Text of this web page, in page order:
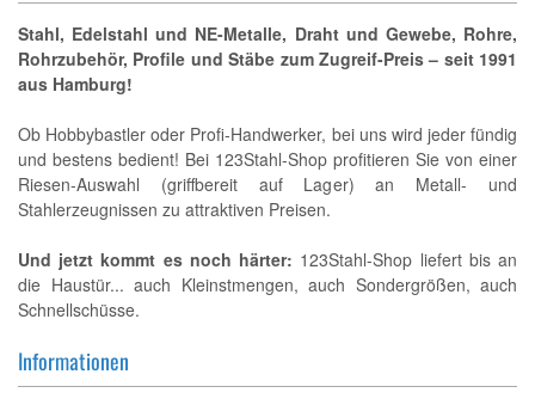
Stahl, Edelstahl und NE-Metalle, Draht und Gewebe, Rohre,
Rohrzubehör, Profile und Stäbe zum Zugreif-Preis – seit 1991
aus Hamburg!
Ob Hobbybastler oder Profi-Handwerker, bei uns wird jeder fündig
und bestens bedient! Bei 123Stahl-Shop profitieren Sie von einer
Riesen-Auswahl (griffbereit auf Lager) an Metall- und
Stahlerzeugnissen zu attraktiven Preisen.
Und jetzt kommt es noch härter: 123Stahl-Shop liefert bis an
die Haustür... auch Kleinstmengen, auch Sondergrößen, auch
Schnellschüsse.
Informationen